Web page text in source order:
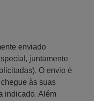
enviado
juntamente
O envio é
às suas
indicado. Além